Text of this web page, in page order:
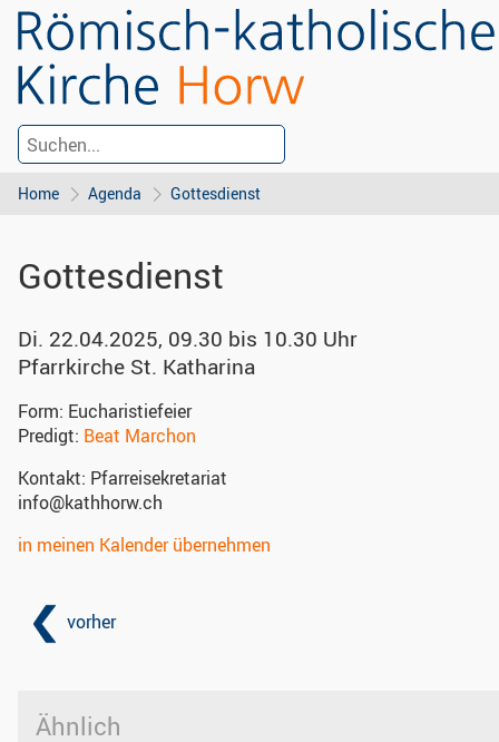
Home Agenda Gottesdienst
Gottesdienst
Di. 22.04.2025, 09.30 bis 10.30 Uhr
Pfarrkirche St. Katharina
Form: Eucharistiefeier
Predigt: Beat Marchon
Kontakt: Pfarreisekretariat
info@kathhorw.ch
in meinen Kalender übernehmen
vorher
Ähnlich